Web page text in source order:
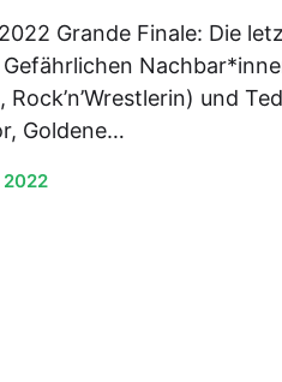
Grande Finale: Die
Rock’n’Wrestlerin) und
Goldene…
2022